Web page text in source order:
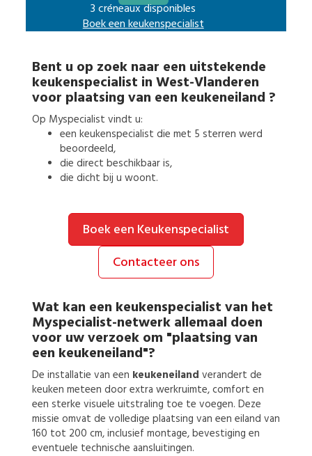
3 créneaux disponibles
Boek een keukenspecialist
Bent u op zoek naar een uitstekende
keukenspecialist in West-Vlanderen
voor plaatsing van een keukeneiland ?
Op Myspecialist vindt u:
een keukenspecialist die met 5 sterren werd
beoordeeld,
die direct beschikbaar is,
die dicht bij u woont.
Boek een Keukenspecialist
Contacteer ons
Wat kan een keukenspecialist van het
Myspecialist-netwerk allemaal doen
voor uw verzoek om "plaatsing van
een keukeneiland"?
De installatie van een keukeneiland verandert de
keuken meteen door extra werkruimte, comfort en
een sterke visuele uitstraling toe te voegen. Deze
missie omvat de volledige plaatsing van een eiland van
160 tot 200 cm, inclusief montage, bevestiging en
eventuele technische aansluitingen.